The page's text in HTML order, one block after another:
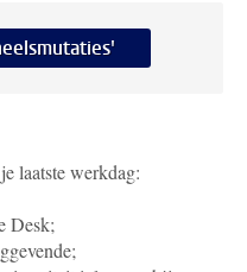
laatste werkdag:
Desk;